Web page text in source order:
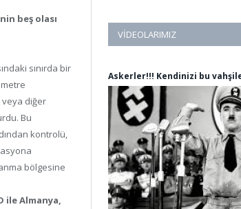
beş olası
sınırda bir
veya diğer
Bu
kontrolü,
bölgesine
ile Almanya,
VIDEOLARIMIZ
Askerler!!! Kendinizi bu